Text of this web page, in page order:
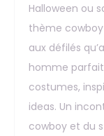
Halloween ou
thème
aux défilés
homme
costumes,
ideas. Un
cowboy et du